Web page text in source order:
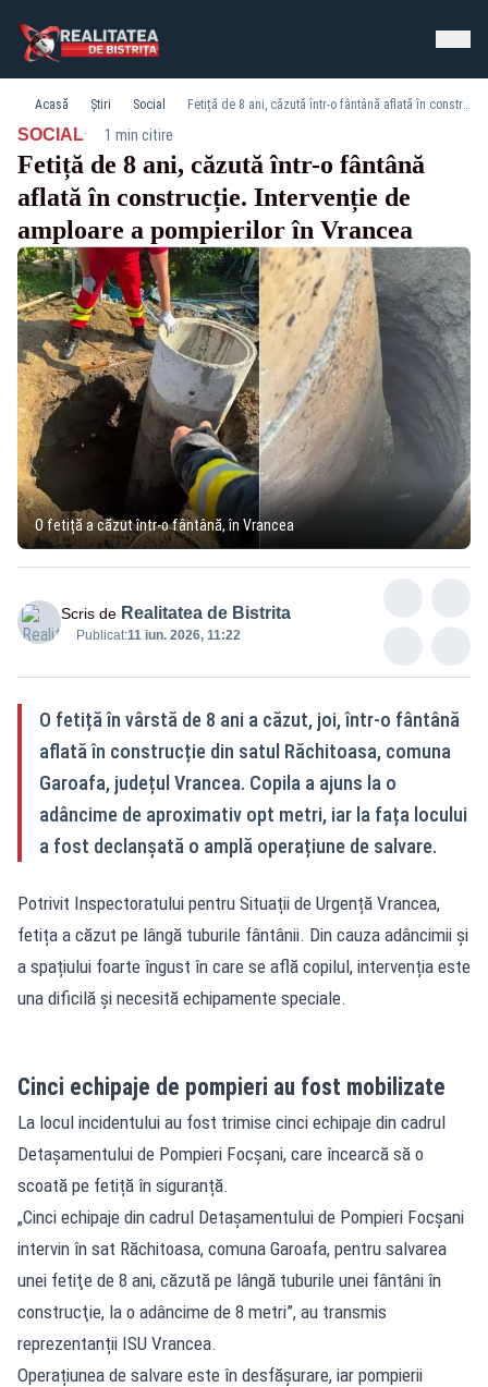
Acasă Știri Social Fetiță de 8 ani, căzută într-o fântână aflată în construcție. Intervenție de amploare a pompierilor în Vrancea
SOCIAL· 1 min citire
Fetiță de 8 ani, căzută într-o fântână
aflată în construcție. Intervenție de
amploare a pompierilor în Vrancea
O fetiță a căzut într-o fântână, în Vrancea
Scris de Realitatea de Bistrita
Publicat:11 iun. 2026, 11:22
O fetiță în vârstă de 8 ani a căzut, joi, într-o fântână
aflată în construcție din satul Răchitoasa, comuna
Garoafa, județul Vrancea. Copila a ajuns la o
adâncime de aproximativ opt metri, iar la fața locului
a fost declanșată o amplă operațiune de salvare.
Potrivit Inspectoratului pentru Situații de Urgență Vrancea,
fetița a căzut pe lângă tuburile fântânii. Din cauza adâncimii și
a spațiului foarte îngust în care se află copilul, intervenția este
una dificilă și necesită echipamente speciale.
Cinci echipaje de pompieri au fost mobilizate
La locul incidentului au fost trimise cinci echipaje din cadrul
Detașamentului de Pompieri Focșani, care încearcă să o
scoată pe fetiță în siguranță.
„Cinci echipaje din cadrul Detaşamentului de Pompieri Focşani
intervin în sat Răchitoasa, comuna Garoafa, pentru salvarea
unei fetiţe de 8 ani, căzută pe lângă tuburile unei fântâni în
construcţie, la o adâncime de 8 metri”, au transmis
reprezentanții ISU Vrancea.
Operațiunea de salvare este în desfășurare, iar pompierii